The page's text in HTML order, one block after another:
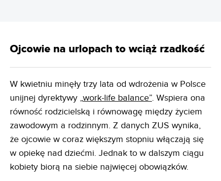
Ojcowie na urlopach to wciąż rzadkość
W kwietniu minęły trzy lata od wdrożenia w Polsce
unijnej dyrektywy „work-life balance”. Wspiera ona
równość rodzicielską i równowagę między życiem
zawodowym a rodzinnym. Z danych ZUS wynika,
że ojcowie w coraz większym stopniu włączają się
w opiekę nad dziećmi. Jednak to w dalszym ciągu
kobiety biorą na siebie najwięcej obowiązków.